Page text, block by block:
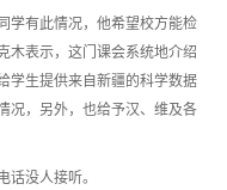
学有此情况，他希望校方能检
木表示，这门课会系统地介绍
学生提供来自新疆的科学数据
况，另外，也给予汉、维及各
没人接听。